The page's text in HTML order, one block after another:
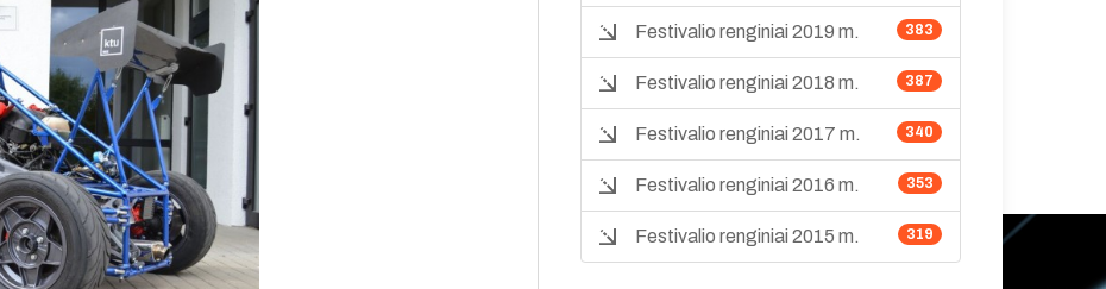
383
Festivalio renginiai 2019 m.
387
Festivalio renginiai 2018 m.
340
Festivalio renginiai 2017 m.
353
Festivalio renginiai 2016 m.
319
Festivalio renginiai 2015 m.